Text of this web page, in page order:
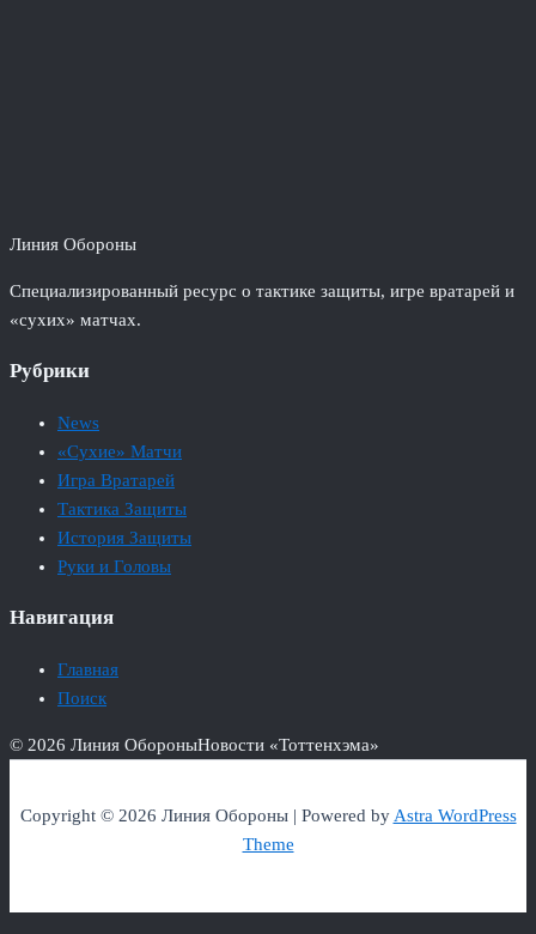
Линия Обороны
Специализированный ресурс о тактике защиты, игре вратарей и
«сухих» матчах.
Рубрики
News
«Сухие» Матчи
Игра Вратарей
Тактика Защиты
История Защиты
Руки и Головы
Навигация
Главная
Поиск
© 2026 Линия ОбороныНовости «Тоттенхэма»
Copyright © 2026 Линия Обороны | Powered byAstra WordPress
Theme